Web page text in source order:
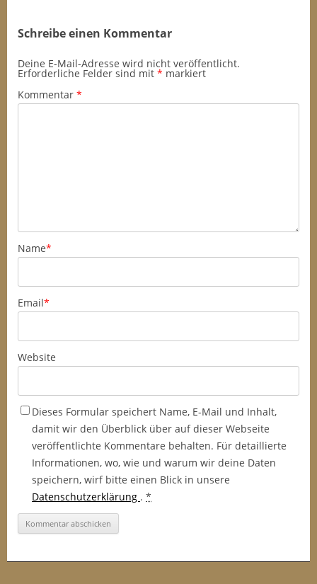
Schreibe einen Kommentar
Deine E-Mail-Adresse wird nicht veröffentlicht.
Erforderliche Felder sind mit * markiert
Kommentar *
Name*
Email*
Website
Dieses Formular speichert Name, E-Mail und Inhalt,
damit wir den Überblick über auf dieser Webseite
veröffentlichte Kommentare behalten. Für detaillierte
Informationen, wo, wie und warum wir deine Daten
speichern, wirf bitte einen Blick in unsere
Datenschutzerklärung . *